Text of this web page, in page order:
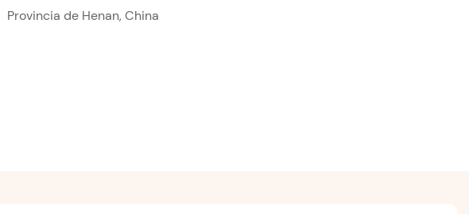
Provincia de Henan, China